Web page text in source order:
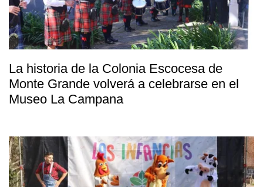
La historia de la Colonia Escocesa de
Monte Grande volverá a celebrarse en el
Museo La Campana